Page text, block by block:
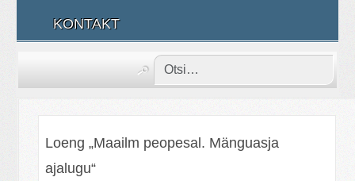
KONTAKT
Loeng „Maailm peopesal. Mänguasja
ajalugu“